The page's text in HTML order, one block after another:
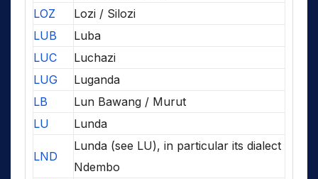
LOZ
Lozi / Silozi
LUB
Luba
LUC
Luchazi
LUG
Luganda
LB
Lun Bawang / Murut
LU
Lunda
LND
Lunda (see LU), in particular its dialect
Ndembo